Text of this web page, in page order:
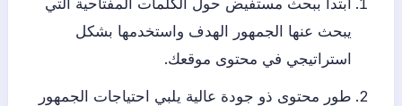
ابتدأ ببحث مستفيض حول الكلمات المفتاحية التي
يبحث عنها الجمهور الهدف واستخدمها بشكل
استراتيجي في محتوى موقعك.
طور محتوى ذو جودة عالية يلبي احتياجات الجمهور